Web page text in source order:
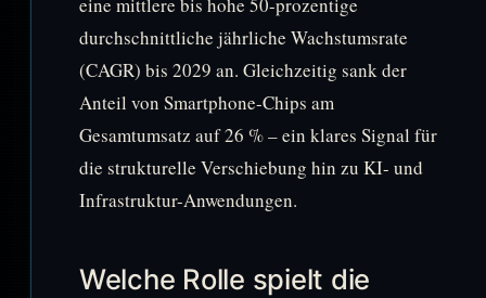
eine mittlere bis hohe 50-prozentige
durchschnittliche jährliche Wachstumsrate
(CAGR) bis 2029 an. Gleichzeitig sank der
Anteil von Smartphone-Chips am
Gesamtumsatz auf 26 % – ein klares Signal für
die strukturelle Verschiebung hin zu KI- und
Infrastruktur-Anwendungen.
Welche Rolle spielt die